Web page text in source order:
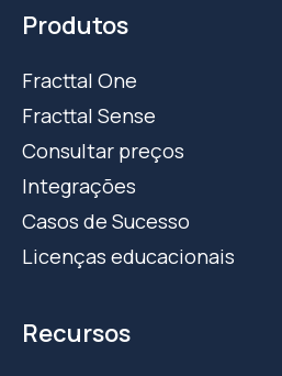
Produtos
Fracttal One
Fracttal Sense
Consultar preços
Integrações
Casos de Sucesso
Licenças educacionais
Recursos